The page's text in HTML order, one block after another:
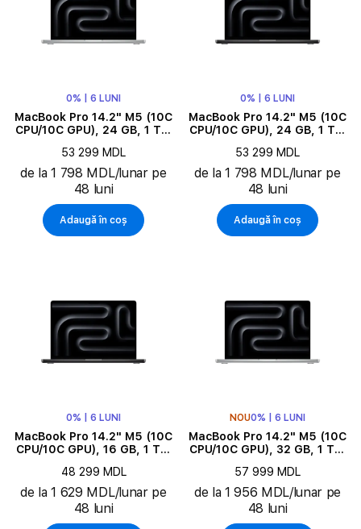
0% | 6 LUNI
MacBook Pro 14.2" M5 (10C
CPU/10C GPU), 24 GB, 1 TB,
53 299 MDL
de la 1 798 MDL/lunar pe
48 luni
Adaugă în coș
0% | 6 LUNI
MacBook Pro 14.2" M5 (10C
CPU/10C GPU), 24 GB, 1 TB,
53 299 MDL
de la 1 798 MDL/lunar pe
48 luni
Adaugă în coș
0% | 6 LUNI
MacBook Pro 14.2" M5 (10C
CPU/10C GPU), 16 GB, 1 TB,
48 299 MDL
de la 1 629 MDL/lunar pe
48 luni
NOU0% | 6 LUNI
MacBook Pro 14.2" M5 (10C
CPU/10C GPU), 32 GB, 1 TB,
57 999 MDL
de la 1 956 MDL/lunar pe
48 luni